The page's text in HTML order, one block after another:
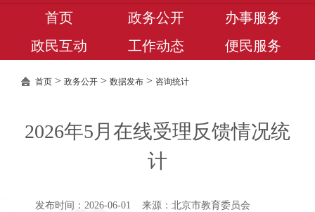
首页 政务公开
办事服务
政民互动
工作动态 便民服务
首页 > 政务公开 > 数据发布 > 咨询统计
2026年5月在线受理反馈情况统
计
发布时间：2026-06-01 来源：北京市教育委员会